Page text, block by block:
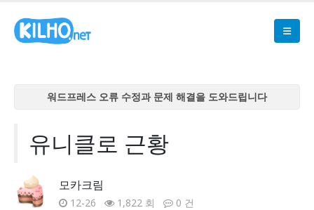
워드프레스 오류 수정과 문제 해결을 도와드립니다
워드프레스 오류 수정과 문제 해결을 도와드립니다
워드프레스 오류 수정과 문제 해결을 도와드립니다
유니클로 근황
모카크림
12-26 1,822 회 0 건